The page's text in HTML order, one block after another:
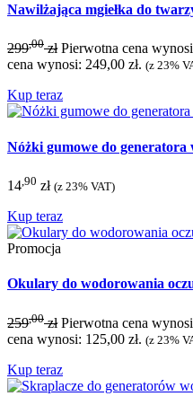
Nawilżająca mgiełka do
299,00 zł Pierwotna cena
cena wynosi: 249,00 zł. (z 23%
Kup teraz
Nóżki gumowe do generatora
14 ,90 zł (z 23% VAT)
Kup teraz
Promocja
Okulary do wodorowania
259,00 zł Pierwotna cena
cena wynosi: 125,00 zł. (z 23%
Kup teraz